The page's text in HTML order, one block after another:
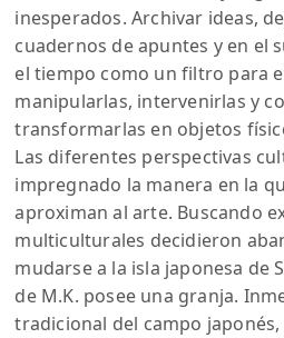
inesperados. Archivar ideas,
cuadernos de apuntes y en el
el tiempo como un filtro para
manipularlas, intervenirlas y
transformarlas en objetos
Las diferentes perspectivas
impregnado la manera en la
aproximan al arte. Buscando
multiculturales decidieron
mudarse a la isla japonesa de
de M.K. posee una granja.
tradicional del campo